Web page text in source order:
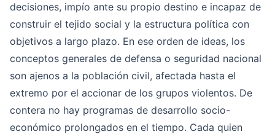
decisiones, impío ante su propio destino e incapaz de
construir el tejido social y la estructura política con
objetivos a largo plazo. En ese orden de ideas, los
conceptos generales de defensa o seguridad nacional
son ajenos a la población civil, afectada hasta el
extremo por el accionar de los grupos violentos. De
contera no hay programas de desarrollo socio-
económico prolongados en el tiempo. Cada quien